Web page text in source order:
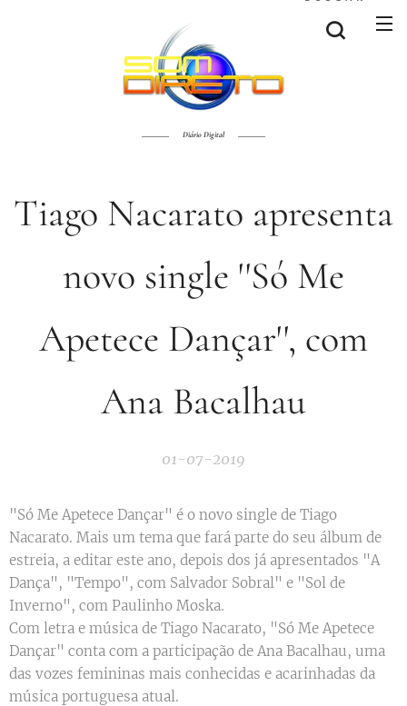
Diário Digital
Tiago Nacarato apresenta
novo single ''Só Me
Apetece Dançar'', com
Ana Bacalhau
01-07-2019
"Só Me Apetece Dançar" é o novo single de Tiago
Nacarato. Mais um tema que fará parte do seu álbum de
estreia, a editar este ano, depois dos já apresentados "A
Dança", "Tempo", com Salvador Sobral" e "Sol de
Inverno", com Paulinho Moska.
Com letra e música de Tiago Nacarato, "Só Me Apetece
Dançar" conta com a participação de Ana Bacalhau, uma
das vozes femininas mais conhecidas e acarinhadas da
música portuguesa atual.